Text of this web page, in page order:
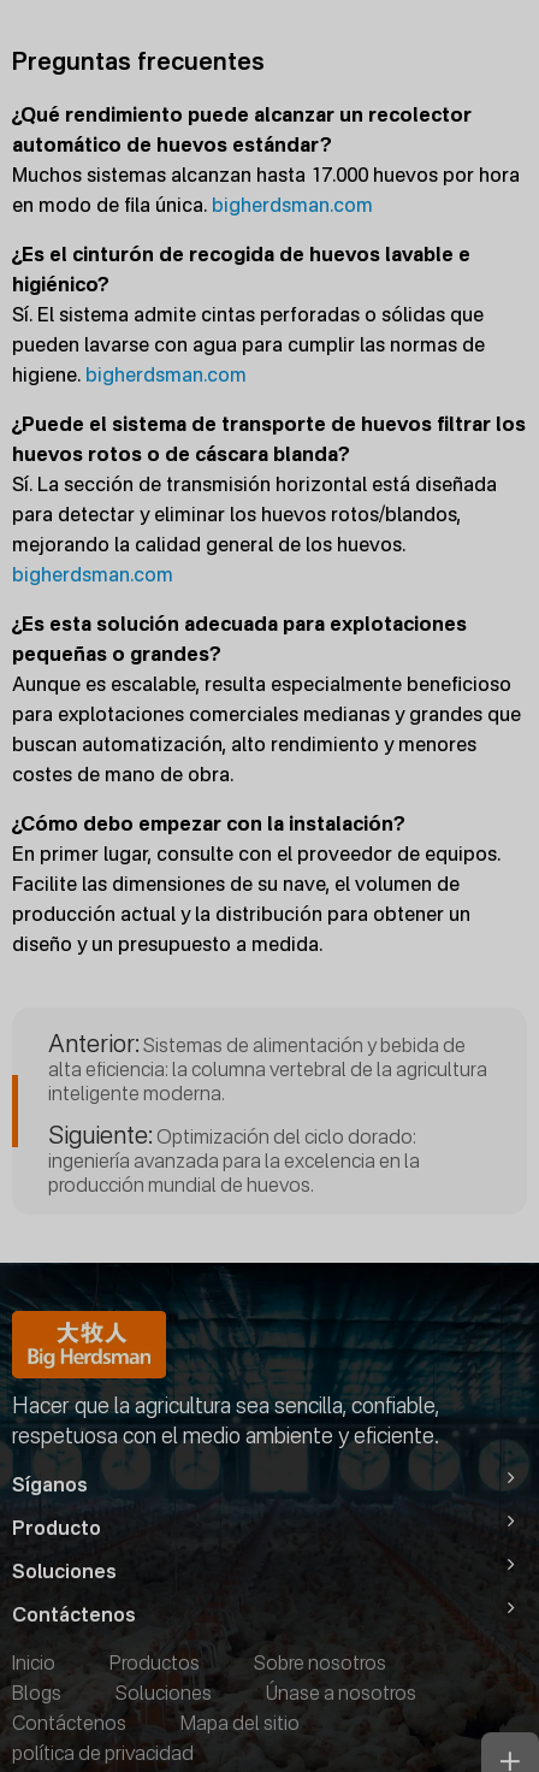
Preguntas frecuentes
¿Qué rendimiento puede alcanzar un recolector
automático de huevos estándar?
Muchos sistemas alcanzan hasta 17.000 huevos por hora
en modo de fila única. bigherdsman.com
¿Es el cinturón de recogida de huevos lavable e
higiénico?
Sí. El sistema admite cintas perforadas o sólidas que
pueden lavarse con agua para cumplir las normas de
higiene. bigherdsman.com
¿Puede el sistema de transporte de huevos filtrar los
huevos rotos o de cáscara blanda?
Sí. La sección de transmisión horizontal está diseñada
para detectar y eliminar los huevos rotos/blandos,
mejorando la calidad general de los huevos.
bigherdsman.com
¿Es esta solución adecuada para explotaciones
pequeñas o grandes?
Aunque es escalable, resulta especialmente beneficioso
para explotaciones comerciales medianas y grandes que
buscan automatización, alto rendimiento y menores
costes de mano de obra.
¿Cómo debo empezar con la instalación?
En primer lugar, consulte con el proveedor de equipos.
Facilite las dimensiones de su nave, el volumen de
producción actual y la distribución para obtener un
diseño y un presupuesto a medida.
Anterior: Sistemas de alimentación y bebida de
alta eficiencia: la columna vertebral de la agricultura
inteligente moderna.
Siguiente: Optimización del ciclo dorado:
ingeniería avanzada para la excelencia en la
producción mundial de huevos.
Hacer que la agricultura sea sencilla, confiable,
respetuosa con el medio ambiente y eficiente.
Síganos
Producto
Soluciones
Contáctenos
Inicio
Productos
Sobre nosotros
Blogs
Soluciones
Únase a nosotros
Contáctenos
Mapa del sitio
política de privacidad